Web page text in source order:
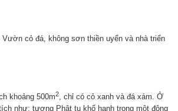
cỏ đá, không sơn thiền uyển và nhà triển
khoảng 500m2, chỉ có cỏ xanh và đá xám. Ở
như: tượng Phật tu khổ hạnh trong một động